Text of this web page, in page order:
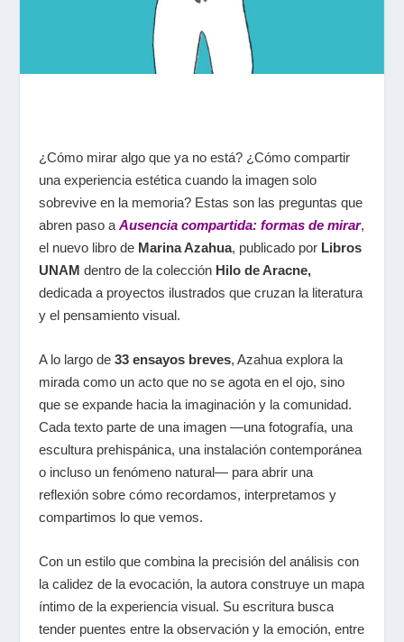
¿Cómo mirar algo que ya no está? ¿Cómo compartir
una experiencia estética cuando la imagen solo
sobrevive en la memoria? Estas son las preguntas que
abren paso a Ausencia compartida: formas de mirar,
el nuevo libro de Marina Azahua, publicado por Libros
UNAM dentro de la colección Hilo de Aracne,
dedicada a proyectos ilustrados que cruzan la literatura
y el pensamiento visual.
A lo largo de 33 ensayos breves, Azahua explora la
mirada como un acto que no se agota en el ojo, sino
que se expande hacia la imaginación y la comunidad.
Cada texto parte de una imagen —una fotografía, una
escultura prehispánica, una instalación contemporánea
o incluso un fenómeno natural— para abrir una
reflexión sobre cómo recordamos, interpretamos y
compartimos lo que vemos.
Con un estilo que combina la precisión del análisis con
la calidez de la evocación, la autora construye un mapa
íntimo de la experiencia visual. Su escritura busca
tender puentes entre la observación y la emoción, entre